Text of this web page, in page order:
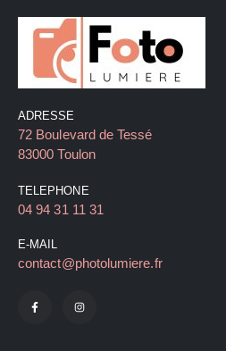
ADRESSE
72 Boulevard de Tessé
83000 Toulon
TELEPHONE
04 94 31 11 31
E-MAIL
contact@photolumiere.fr